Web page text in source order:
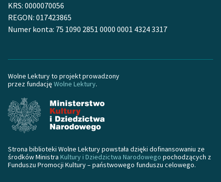
KRS: 0000070056
REGON: 017423865
Numer konta: 75 1090 2851 0000 0001 4324 3317
Wolne Lektury to projekt prowadzony
przez fundację Wolne Lektury.
Strona biblioteki Wolne Lektury powstała dzięki dofinansowaniu ze
środków Ministra Kultury i Dziedzictwa Narodowego pochodzących z
Funduszu Promocji Kultury – państwowego funduszu celowego.